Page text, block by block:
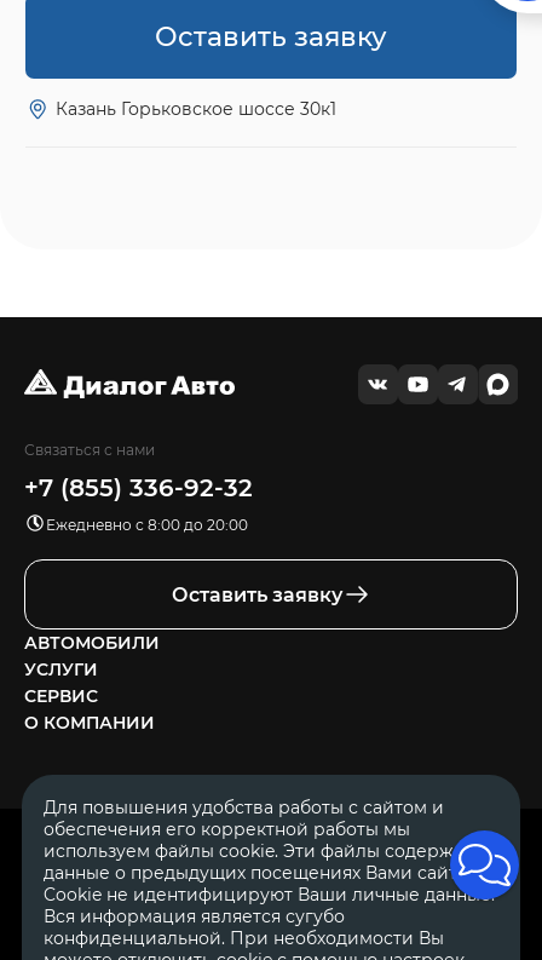
Оставить заявку
Казань Горьковское шоссе 30к1
Связаться с нами
+7 (855) 336-92-32
Ежедневно с 8:00 до 20:00
Оставить заявку
АВТОМОБИЛИ
УСЛУГИ
СЕРВИС
О КОМПАНИИ
© 2007—2026 «Диалог Авто» — автосалон. Все права защищены.
Обращаем Ваше внимание на то, что данный Интернет-сайт
носит исключительно информационный характер и ни при
каких условиях не является публичной офертой, определяемой
ОГРН 1111644005153
ИНН 1644062657
Для повышения удобства работы с сайтом и
обеспечения его корректной работы мы
используем файлы cookie. Эти файлы содержат
данные о предыдущих посещениях Вами сайта.
Cookie не идентифицируют Ваши личные данные.
Вся информация является сугубо
конфиденциальной. При необходимости Вы